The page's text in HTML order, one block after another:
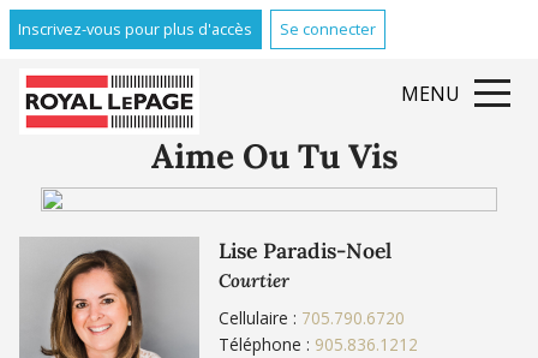
Inscrivez-vous pour plus d'accès Se connecter
Aime Ou Tu Vis
MENU
Lise Paradis-Noel
Courtier
Cellulaire : 705.790.6720
Téléphone : 905.836.1212